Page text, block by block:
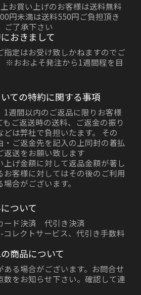
お買い上げのお客様は送料無料
円未満は送料550円ご負担頂き
ご了承下さい
おきまして
指定はお受け致しかねますのでご
※おおよそ発注から1週間程を目
ての特約に関する事項
1週間以内のご返品に限りお客様
もご返送時の送料、ご返金の振り
どは弊社で負担いたます。 その
・ご返金先を記入の上同封の着払
返送をお願い致します
上げ金額に対して返品金額が著し
お客様に対してはその後のご利用
合がございます。
ついて
ード決済 代引き決済
コレクトサービス、代引き手数料
商品について
ある場合がございます。お問合せ
数をお知らせ下さい。確認して連